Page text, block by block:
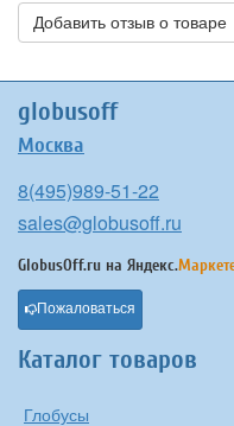
Добавить отзыв о товаре
globusoff
Москва
8(495)989-51-22
sales@globusoff.ru
GlobusOff.ru на Яндекс.
Пожаловаться
Каталог товаров
Глобусы